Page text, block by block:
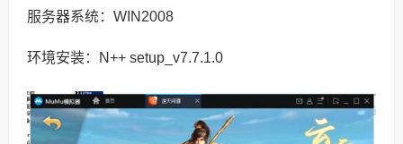
服务器系统：WIN2008
环境安装：N++ setup_v7.7.1.0